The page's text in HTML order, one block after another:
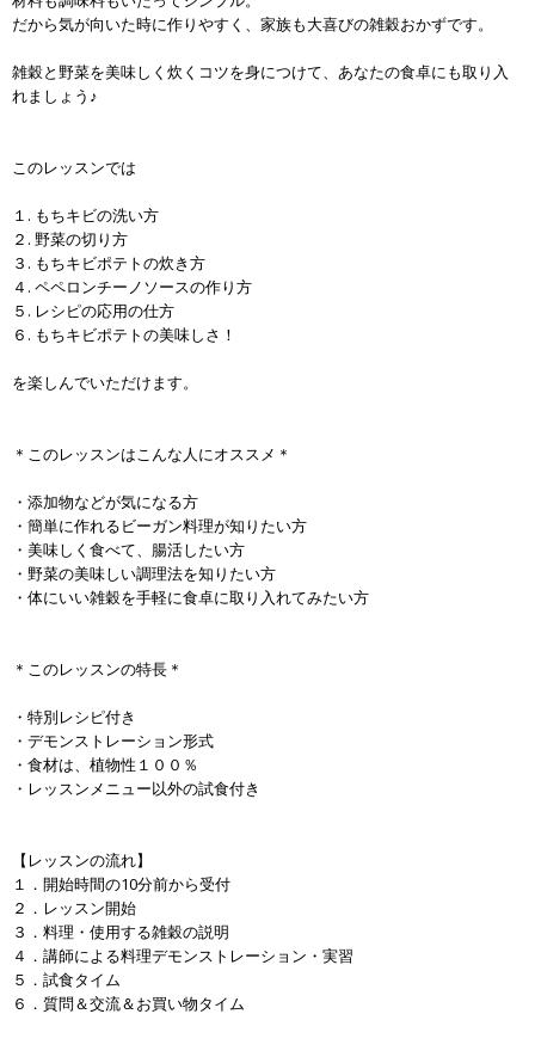
だから気が向いた時に作りやすく、家族も大喜びの雑穀おかずです。
雑穀と野菜を美味しく炊くコツを身につけて、あなたの食卓にも取り入
れましょう♪
このレッスンでは
１. もちキビの洗い方
２. 野菜の切り方
３. もちキビポテトの炊き方
４. ペペロンチーノソースの作り方
５. レシピの応用の仕方
６. もちキビポテトの美味しさ！
を楽しんでいただけます。
＊このレッスンはこんな人にオススメ＊
・添加物などが気になる方
・簡単に作れるビーガン料理が知りたい方
・美味しく食べて、腸活したい方
・野菜の美味しい調理法を知りたい方
・体にいい雑穀を手軽に食卓に取り入れてみたい方
＊このレッスンの特長＊
・特別レシピ付き
・デモンストレーション形式
・食材は、植物性１００％
・レッスンメニュー以外の試食付き
【レッスンの流れ】
１．開始時間の10分前から受付
２．レッスン開始
３．料理・使用する雑穀の説明
４．講師による料理デモンストレーション・実習
５．試食タイム
６．質問＆交流＆お買い物タイム